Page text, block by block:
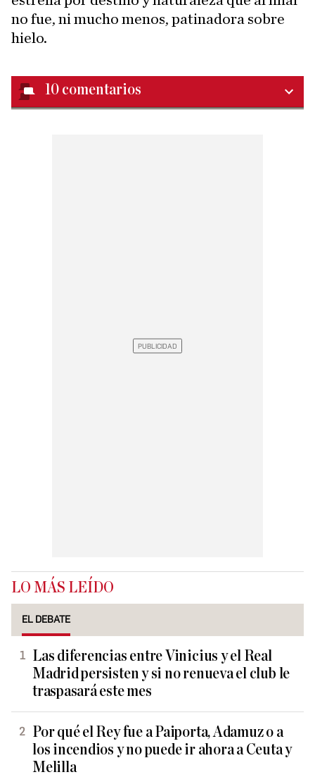
no fue, ni mucho menos, patinadora sobre
hielo.
10 comentarios
LO MÁS LEÍDO
EL DEBATE
Las diferencias entre Vinicius y el Real
Madrid persisten y si no renueva el club le
traspasará este mes
Por qué el Rey fue a Paiporta, Adamuz o a
los incendios y no puede ir ahora a Ceuta y
Melilla